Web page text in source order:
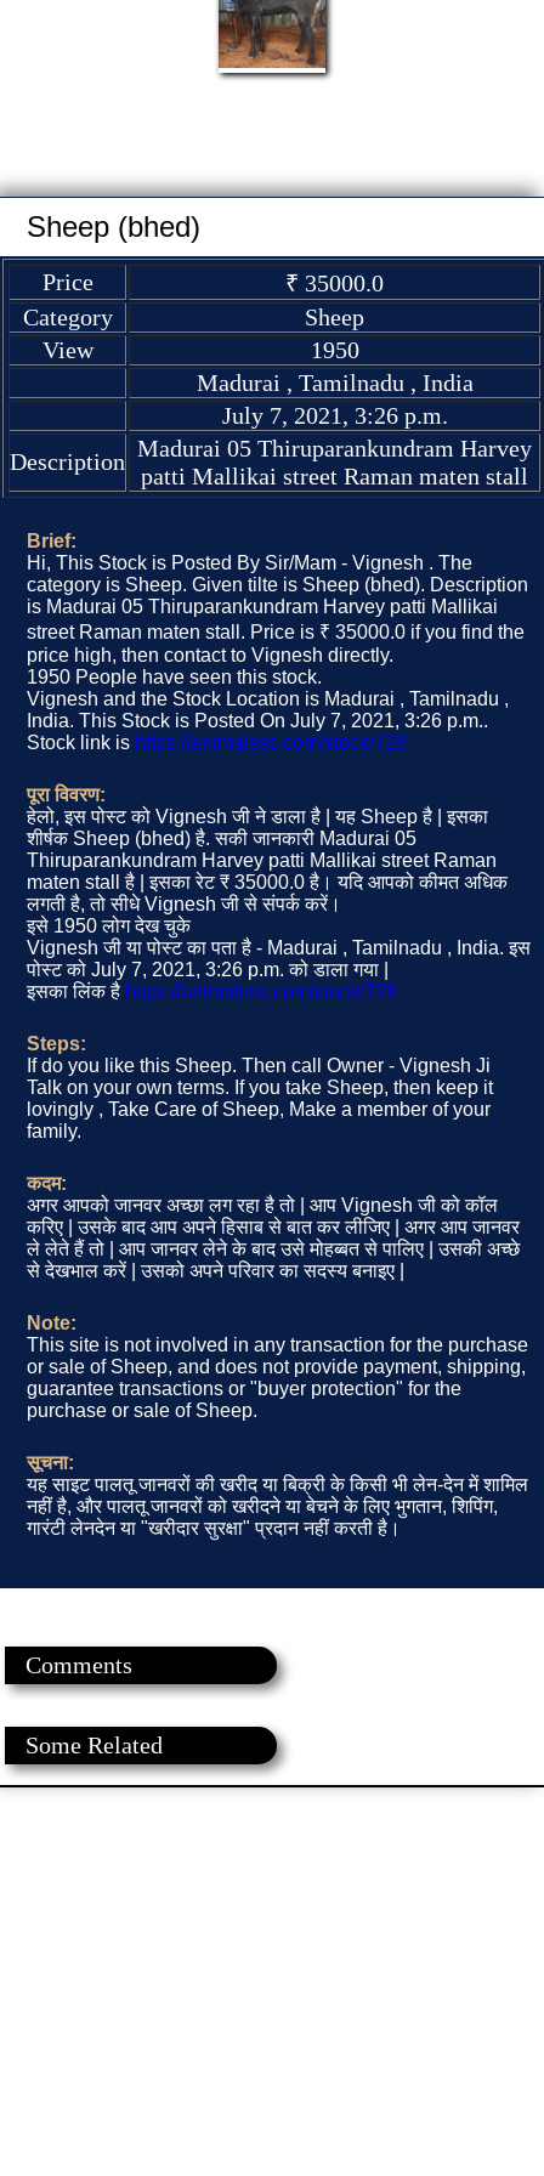
Sheep (bhed)
Price
₹ 35000.0
Category
Sheep
View
1950
Madurai , Tamilnadu , India
July 7, 2021, 3:26 p.m.
Description Madurai 05 Thiruparankundram Harvey
patti Mallikai street Raman maten stall
Brief:
Hi, This Stock is Posted By Sir/Mam - Vignesh . The
category is Sheep. Given tilte is Sheep (bhed). Description
is Madurai 05 Thiruparankundram Harvey patti Mallikai
street Raman maten stall. Price is ₹ 35000.0 if you find the
price high, then contact to Vignesh directly.
1950 People have seen this stock.
Vignesh and the Stock Location is Madurai , Tamilnadu ,
India. This Stock is Posted On July 7, 2021, 3:26 p.m..
Stock link is https://animalsss.com/stock/728
पूरा विवरण:
हेलो, इस पोस्ट को Vignesh जी ने डाला है | यह Sheep है | इसका
शीर्षक Sheep (bhed) है. सकी जानकारी Madurai 05
Thiruparankundram Harvey patti Mallikai street Raman
maten stall है | इसका रेट ₹ 35000.0 है। यदि आपको कीमत अधिक
लगती है, तो सीधे Vignesh जी से संपर्क करें।
इसे 1950 लोग देख चुके
Vignesh जी या पोस्ट का पता है - Madurai , Tamilnadu , India. इस
पोस्ट को July 7, 2021, 3:26 p.m. को डाला गया |
इसका लिंक है https://animalsss.com/stock/728
Steps:
If do you like this Sheep. Then call Owner - Vignesh Ji
Talk on your own terms. If you take Sheep, then keep it
lovingly , Take Care of Sheep, Make a member of your
family.
कदम:
अगर आपको जानवर अच्छा लग रहा है तो | आप Vignesh जी को कॉल
करिए | उसके बाद आप अपने हिसाब से बात कर लीजिए | अगर आप जानवर
ले लेते हैं तो | आप जानवर लेने के बाद उसे मोहब्बत से पालिए | उसकी अच्छे
से देखभाल करें | उसको अपने परिवार का सदस्य बनाइए |
Note:
This site is not involved in any transaction for the purchase
or sale of Sheep, and does not provide payment, shipping,
guarantee transactions or "buyer protection" for the
purchase or sale of Sheep.
सूचना:
यह साइट पालतू जानवरों की खरीद या बिक्री के किसी भी लेन-देन में शामिल
नहीं है, और पालतू जानवरों को खरीदने या बेचने के लिए भुगतान, शिपिंग,
गारंटी लेनदेन या "खरीदार सुरक्षा" प्रदान नहीं करती है।
Comments
Some Related